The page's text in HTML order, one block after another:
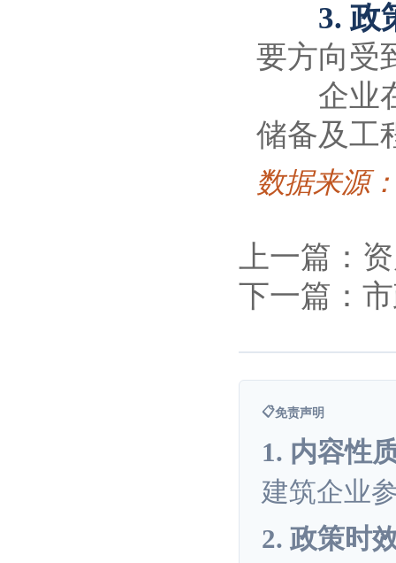
3. 政
要方向受
企业在
储备及工
数据来源
上一篇：
下一篇：
📋免责声明
1. 内容性
建筑企业
2. 政策时